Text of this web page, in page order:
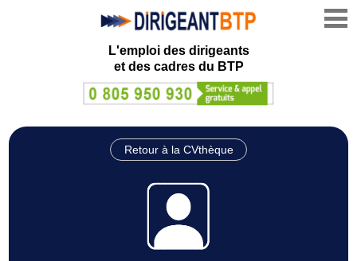
L'emploi des dirigeants
et des cadres du BTP
Retour à la CVthèque